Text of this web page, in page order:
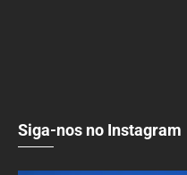
Siga-nos no Instagram